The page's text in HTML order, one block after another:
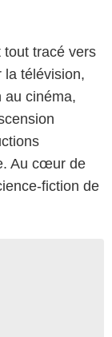
tout tracé vers
la télévision,
au cinéma,
Au cœur de
fiction de